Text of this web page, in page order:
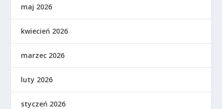
maj 2026
kwiecień 2026
marzec 2026
luty 2026
styczeń 2026